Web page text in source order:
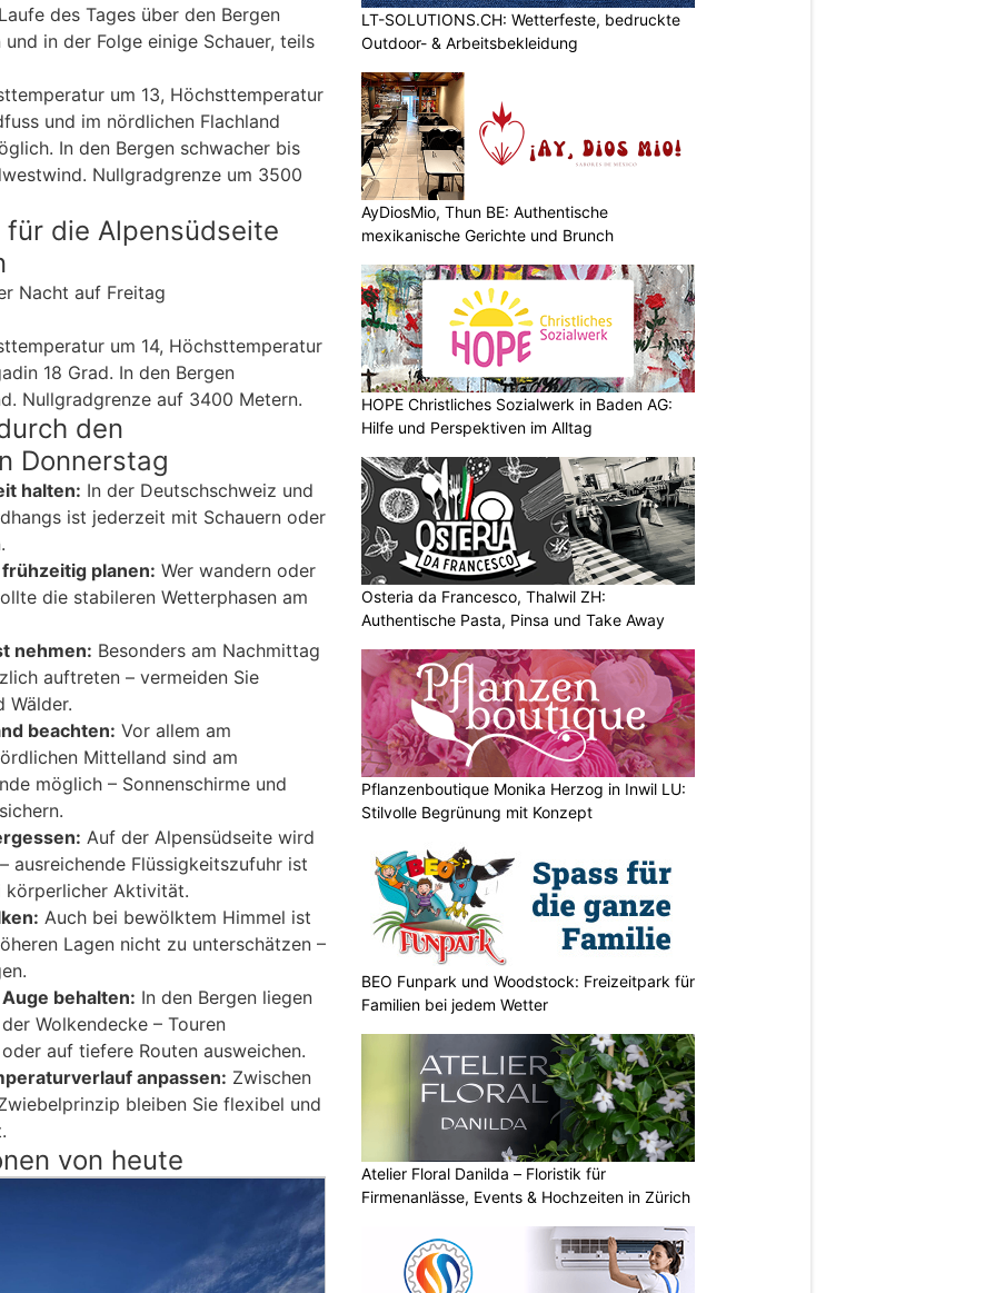
des Tages über den Bergen
in der Folge einige Schauer, teils
um 13, Höchsttemperatur
und im nördlichen Flachland
In den Bergen schwacher bis
Nullgradgrenze um 3500
die Alpensüdseite
Nacht auf Freitag
um 14, Höchsttemperatur
18 Grad. In den Bergen
Nullgradgrenze auf 3400 Metern.
den
Donnerstag
halten: In der Deutschschweiz und
ist jederzeit mit Schauern oder
planen: Wer wandern oder
die stabileren Wetterphasen am
nehmen: Besonders am Nachmittag
auftreten – vermeiden Sie
Wälder.
beachten: Vor allem am
Mittelland sind am
möglich – Sonnenschirme und
Auf der Alpensüdseite wird
ausreichende Flüssigkeitszufuhr ist
Aktivität.
Auch bei bewölktem Himmel ist
Lagen nicht zu unterschätzen –
behalten: In den Bergen liegen
Wolkendecke – Touren
auf tiefere Routen ausweichen.
anpassen: Zwischen
bleiben Sie flexibel und
von heute
LT-SOLUTIONS.CH: Wetterfeste, bedruckte
Outdoor- & Arbeitsbekleidung
AyDiosMio, Thun BE: Authentische
mexikanische Gerichte und Brunch
HOPE Christliches Sozialwerk in Baden AG:
Hilfe und Perspektiven im Alltag
Osteria da Francesco, Thalwil ZH:
Authentische Pasta, Pinsa und Take Away
Pflanzenboutique Monika Herzog in Inwil LU:
Stilvolle Begrünung mit Konzept
BEO Funpark und Woodstock: Freizeitpark für
Familien bei jedem Wetter
Atelier Floral Danilda – Floristik für
Firmenanlässe, Events & Hochzeiten in Zürich